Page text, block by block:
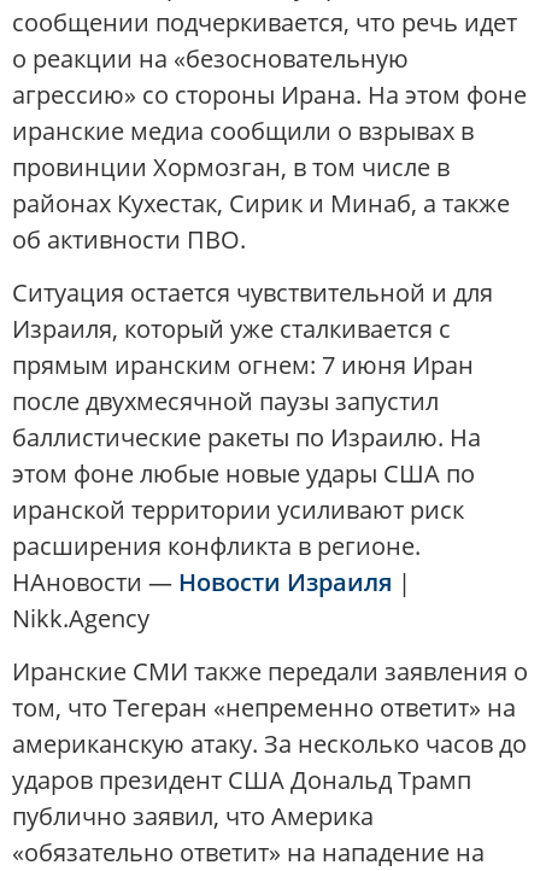
сообщении подчеркивается, что речь идет
о реакции на «безосновательную
агрессию» со стороны Ирана. На этом фоне
иранские медиа сообщили о взрывах в
провинции Хормозган, в том числе в
районах Кухестак, Сирик и Минаб, а также
об активности ПВО.
Ситуация остается чувствительной и для
Израиля, который уже сталкивается с
прямым иранским огнем: 7 июня Иран
после двухмесячной паузы запустил
баллистические ракеты по Израилю. На
этом фоне любые новые удары США по
иранской территории усиливают риск
расширения конфликта в регионе.
НАновости — Новости Израиля |
Nikk.Agency
Иранские СМИ также передали заявления о
том, что Тегеран «непременно ответит» на
американскую атаку. За несколько часов до
ударов президент США Дональд Трамп
публично заявил, что Америка
«обязательно ответит» на нападение на